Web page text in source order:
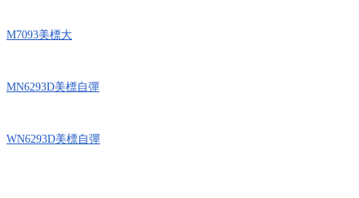
M7093美標大
MN6293D美標自彈
WN6293D美標自彈